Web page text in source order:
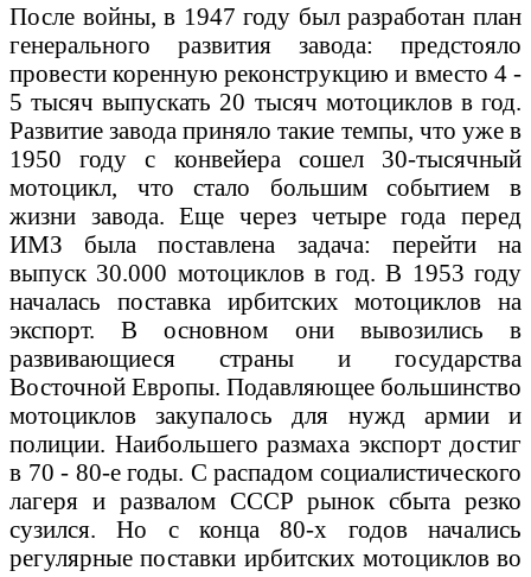
После войны, в 1947 году был разработан план
генерального развития завода: предстояло
провести коренную реконструкцию и вместо 4 -
5 тысяч выпускать 20 тысяч мотоциклов в год.
Развитие завода приняло такие темпы, что уже в
1950 году с конвейера сошел 30-тысячный
мотоцикл, что стало большим событием в
жизни завода. Еще через четыре года перед
ИМЗ была поставлена задача: перейти на
выпуск 30.000 мотоциклов в год. В 1953 году
началась поставка ирбитских мотоциклов на
экспорт. В основном они вывозились в
развивающиеся страны и государства
Восточной Европы. Подавляющее большинство
мотоциклов закупалось для нужд армии и
полиции. Наибольшего размаха экспорт достиг
в 70 - 80-е годы. С распадом социалистического
лагеря и развалом СССР рынок сбыта резко
сузился. Но с конца 80-х годов начались
регулярные поставки ирбитских мотоциклов во